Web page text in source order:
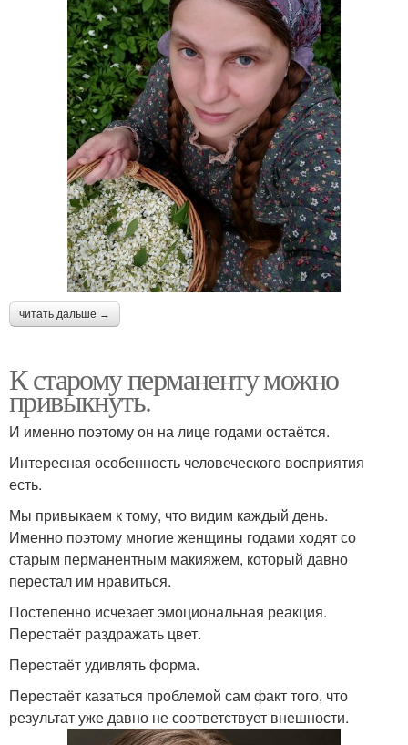
читать дальше →
К старому перманенту можно
привыкнуть.
И именно поэтому он на лице годами остаётся.
Интересная особенность человеческого восприятия
есть.
Мы привыкаем к тому, что видим каждый день.
Именно поэтому многие женщины годами ходят со
старым перманентным макияжем, который давно
перестал им нравиться.
Постепенно исчезает эмоциональная реакция.
Перестаёт раздражать цвет.
Перестаёт удивлять форма.
Перестаёт казаться проблемой сам факт того, что
результат уже давно не соответствует внешности.